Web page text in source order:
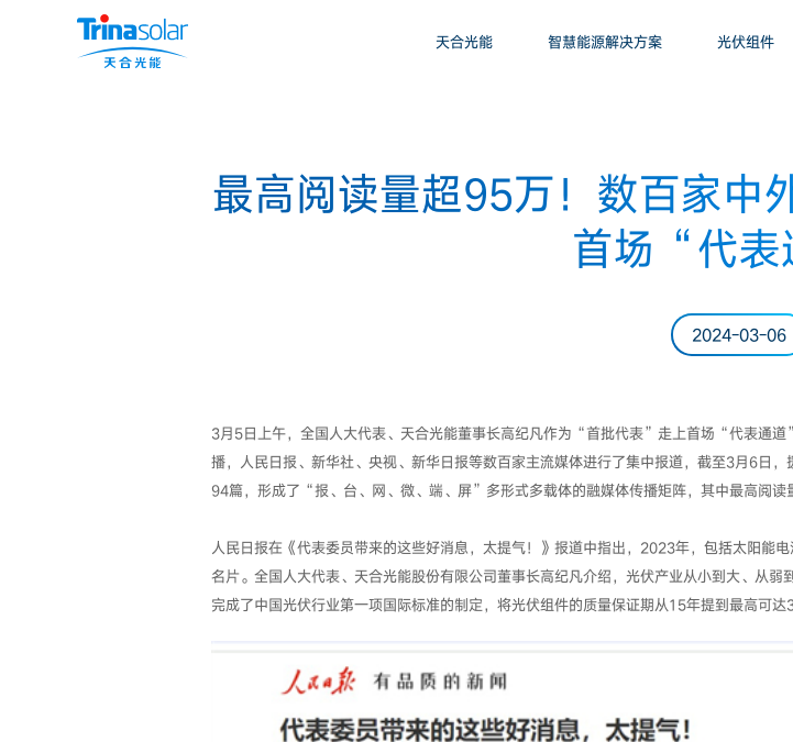
天合光能 智慧能源解决方案 光伏组件
最高阅读量超95万！数百家中
首场“代表
2024-03-06
3月5日上午，全国人大代表、天合光能董事长高纪凡作为“首批代表”走上首场“代表通
播，人民日报、新华社、央视、新华日报等数百家主流媒体进行了集中报道，截至3月6日
94篇，形成了“报、台、网、微、端、屏”多形式多载体的融媒体传播矩阵，其中最高阅读
人民日报在《代表委员带来的这些好消息，太提气！》报道中指出，2023年，包括太阳
名片。全国人大代表、天合光能股份有限公司董事长高纪凡介绍，光伏产业从小到大、从
完成了中国光伏行业第一项国际标准的制定，将光伏组件的质量保证期从15年提到最高可达